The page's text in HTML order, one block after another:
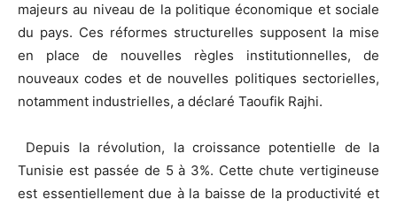
majeurs au niveau de la politique économique et sociale
du pays. Ces réformes structurelles supposent la mise
en place de nouvelles règles institutionnelles, de
nouveaux codes et de nouvelles politiques sectorielles,
notamment industrielles, a déclaré Taoufik Rajhi.
Depuis la révolution, la croissance potentielle de la
Tunisie est passée de 5 à 3%. Cette chute vertigineuse
est essentiellement due à la baisse de la productivité et